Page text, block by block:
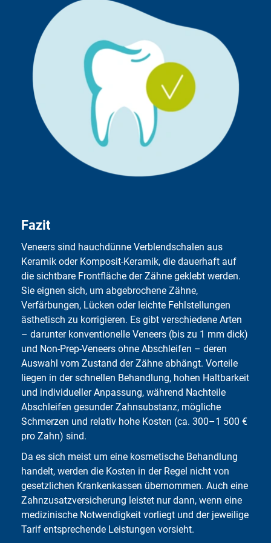
scher Ve­neers und ist da­durch zu­dem er­heb­lich kos­ten­
güns­ti­ger. Die Me­tho­de eig­net sich al­ler­dings nur für An­
wen­dungs­be­rei­che, bei de­nen re­la­tiv we­nig Zahn­sub­
stanz er­gänzt wer­den muss.
Fazit
Veneers sind hauch­dünne Ver­blend­schalen aus
Keramik oder Kom­po­sit-Keramik, die dauerhaft auf
die sichtbare Frontfläche der Zähne geklebt werden.
Sie eignen sich, um abgebrochene Zähne,
Verfärbungen, Lücken oder leichte Fehlstellungen
ästhetisch zu korrigieren. Es gibt verschiedene Arten
– darunter konven­tionelle Veneers (bis zu 1 mm dick)
und Non-Prep-Veneers ohne Abschleifen – deren
Auswahl vom Zustand der Zähne abhängt. Vorteile
liegen in der schnellen Behandlung, hohen Haltbarkeit
und individueller Anpassung, während Nachteile
Abschleifen gesunder Zahnsubstanz, mögliche
Schmerzen und relativ hohe Kosten (ca. 300–1 500 €
pro Zahn) sind.
Da es sich meist um eine kosmetische Behandlung
handelt, werden die Kosten in der Regel nicht von
gesetzlichen Krankenkassen übernommen. Auch eine
Zahnzusatzversicherung leistet nur dann, wenn eine
medizinische Notwendigkeit vorliegt und der jeweilige
Tarif entsprechende Leistungen vorsieht.